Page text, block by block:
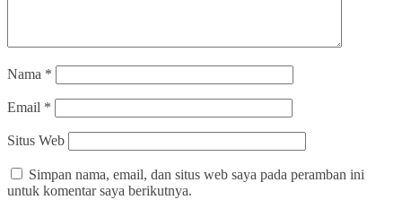
Nama *
Email *
Situs Web
Simpan nama, email, dan situs web saya pada peramban ini
untuk komentar saya berikutnya.